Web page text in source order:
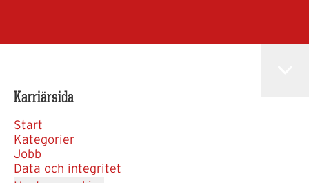
Karriärsida
Start
Kategorier
Jobb
Data och integritet